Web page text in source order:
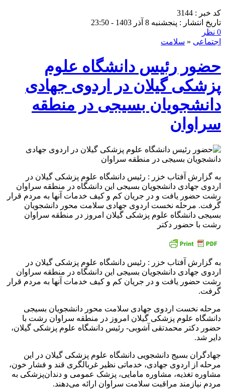
کد خبر : 3144
تاریخ انتشار : پنجشنبه 8 آذر 1403 - 23:50
0 نظر
اجتماعی « سلامت
حضور رئیس دانشگاه علوم
پزشکی گیلان در اردوی جهادی
دانشجویان بسیجی در منطقه
سراوان
به گزارش آفتاب خزر : رئیس دانشگاه علوم پزشکی گیلان در
اردوی جهادی دانشجویان بسیجی این دانشگاه در منطقه سراوان
رشت حضور یافت و در جریان کم و کیف خدمات آنها به مردم قرار
گرفت. مرحله نخست اردوی جهادی سلامت محور دانشجویان
بسیجی دانشگاه علوم پزشکی گیلان امروز در منطقه سراوان
رشت با حضور دکتر
به گزارش آفتاب خزر : رئیس دانشگاه علوم پزشکی گیلان در
اردوی جهادی دانشجویان بسیجی این دانشگاه در منطقه سراوان
رشت حضور یافت و در جریان کم و کیف خدمات آنها به مردم قرار
گرفت.
مرحله نخست اردوی جهادی سلامت محور دانشجویان بسیجی
دانشگاه علوم پزشکی گیلان امروز در منطقه سراوان رشت با
حضور دکتر محمدتقی آشوبی- رئیس دانشگاه علوم پزشکی گیلان،
دایر شد.
جهادگران بسیج دانشجویی دانشگاه علوم پزشکی گیلان در این
مرحله از اردوی جهادی، خدماتی نظیر غربالگری قند و فشار خون،
مشاوره تغذیه، مشاوره مامایی، پزشک عمومی و دندان‌پزشکی به
مردم نیازمند مراقبت سلامت سراوان ارائه می‌دهند.